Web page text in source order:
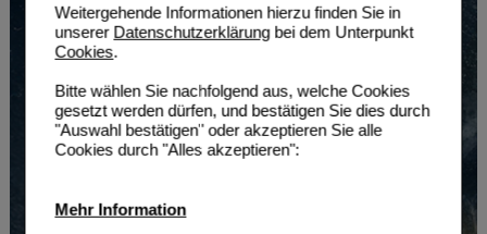
Weitergehende Informationen hierzu finden Sie in
unserer Datenschutzerklärungbei dem Unterpunkt
Cookies.
Bitte wählen Sie nachfolgend aus, welche Cookies
gesetzt werden dürfen, und bestätigen Sie dies durch
"Auswahl bestätigen" oder akzeptieren Sie alle
Cookies durch "Alles akzeptieren":
Mehr Information